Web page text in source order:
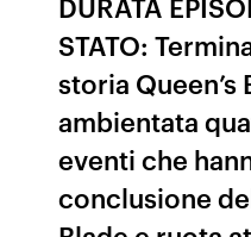
STATO:
storia
ambientata
eventi che
conclusione